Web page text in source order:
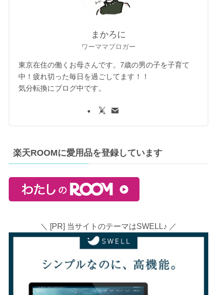
まかろに
ワーママブロガー
東京在住の働くお母さんです。7歳の男の子を子育て
中！疲れ切った毎日を過ごしてます！！
気分転換にブログ中です。
楽天ROOMに愛用品を登録しています
＼ [PR] 当サイトのテーマはSWELL♪ ／